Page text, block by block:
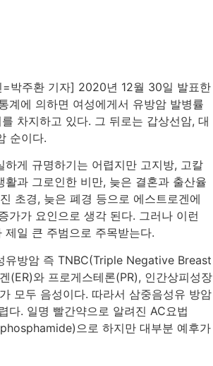
=박주환 기자] 2020년 12월 30일 발표한
계에 의하면 여성에게서 유방암 발병률
차지하고 있다. 그 뒤로는 갑상선암, 대
순이다.
하게 규명하기는 어렵지만 고지방, 고칼
활과 그로인한 비만, 늦은 결혼과 출산율
초경, 늦은 폐경 등으로 에스트로겐에
가가 요인으로 생각 된다. 그러나 이런
제일 큰 주범으로 주목받는다.
유방암 즉 TNBC(Triple Negative Breast
(ER)와 프로게스테론(PR), 인간상피성장
모두 음성이다. 따라서 삼중음성유 방암
다. 일명 빨간약으로 알려진 AC요법
으로 하지만 대부분 예후가